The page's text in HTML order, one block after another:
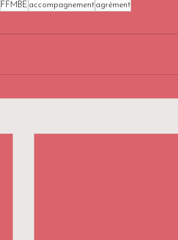
FFMBE accompagnement agrément